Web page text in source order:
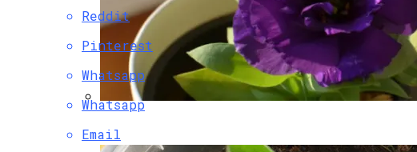
Дровяная Печка Для Готовки На Даче
Reddit
Pinterest
Whatsapp
Whatsapp
Email